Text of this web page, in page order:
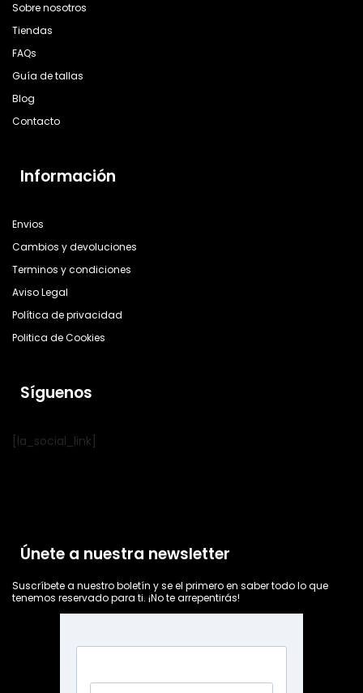
Sobre nosotros
Tiendas
FAQs
Guía de tallas
Blog
Contacto
Información
Envios
Cambios y devoluciones
Terminos y condiciones
Aviso Legal
Política de privacidad
Politica de Cookies
Síguenos
[la_social_link]
Únete a nuestra newsletter
Suscríbete a nuestro boletín y se el primero en saber todo lo que
tenemos reservado para ti. ¡No te arrepentirás!